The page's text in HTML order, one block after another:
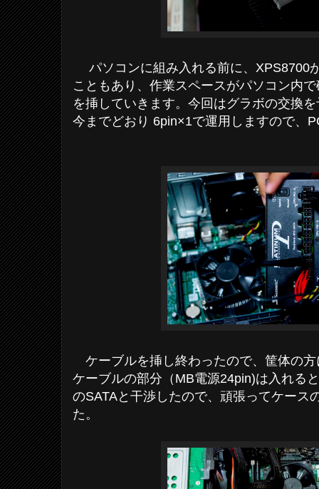
パソコンに組み入れる前に、XPS8700
こともあり、作業スペースがパソコン内
を挿していきます。今回はグラボの交換
今までどおり 6pin×1で運用しますので、
ケーブルを挿し終わったので、筐体の
ケーブルの部分（MB電源24pin)は入れる
のSATAと干渉したので、頑張ってケース
た。